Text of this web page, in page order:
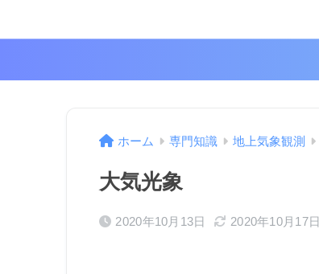
ホーム 専門知識 地上気象観測
大気光象
2020年10月13日 2020年10月17日